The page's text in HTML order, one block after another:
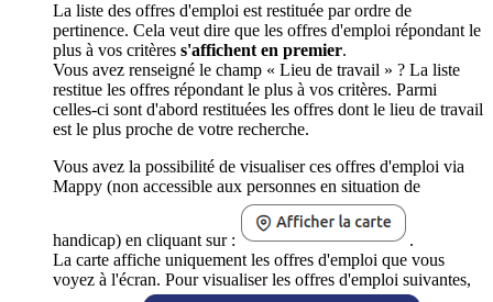
La liste des offres d'emploi est restituée par ordre de
pertinence. Cela veut dire que les offres d'emploi répondant le
plus à vos critères s'affichent en premier.
Vous avez renseigné le champ « Lieu de travail » ? La liste
restitue les offres répondant le plus à vos critères. Parmi
celles-ci sont d'abord restituées les offres dont le lieu de travail
est le plus proche de votre recherche.
Vous avez la possibilité de visualiser ces offres d'emploi via
Mappy (non accessible aux personnes en situation de
handicap) en cliquant sur :
.
La carte affiche uniquement les offres d'emploi que vous
voyez à l'écran. Pour visualiser les offres d'emploi suivantes,